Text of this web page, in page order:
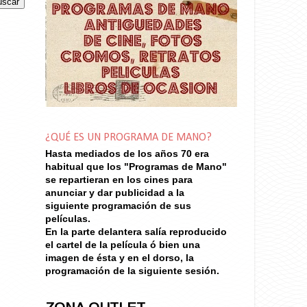
¿QUÉ ES UN PROGRAMA DE MANO?
Hasta mediados de los años 70 era
habitual que los "Programas de Mano"
se repartieran en los cines para
anunciar y dar publicidad a la
siguiente programación de sus
películas.
En la parte delantera salía reproducido
el cartel de la película ó bien una
imagen de ésta y en el dorso, la
programación de la siguiente sesión.